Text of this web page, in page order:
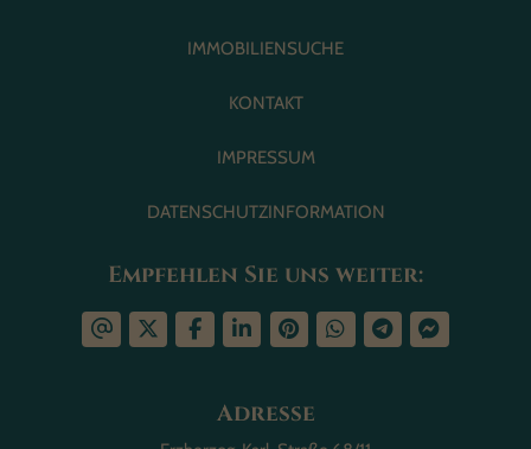
IMMOBILIENSUCHE
KONTAKT
IMPRESSUM
DATENSCHUTZINFORMATION
Empfehlen Sie uns weiter:
Adresse